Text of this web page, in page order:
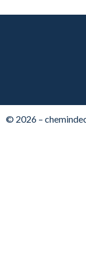
© 2026 –